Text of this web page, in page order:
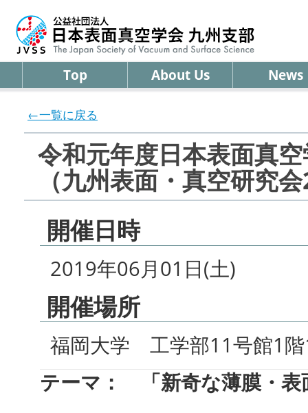
Top About Us News
←一覧に戻る
令和元年度日本表面真
（九州表面・真空研究
開催日時
2019年06月01日(土)
開催場所
福岡大学 工学部11号館1
テーマ： 「新奇な薄膜・表